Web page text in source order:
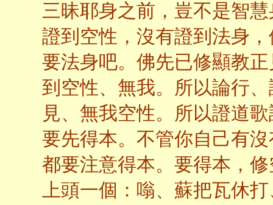
三昧耶身之前，豈不是智
證到空性，沒有證到法身
要法身吧。佛先已修顯教
到空性、無我。所以論行
見、無我空性。所以證道
要先得本。不管你自己有
都要注意得本。要得本，
上頭一個：嗡、蘇把瓦休